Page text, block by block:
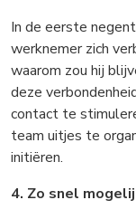
In de eerste
werknemer zich
waarom zou hij
deze
contact te
team uitjes te
initiëren.
4. Zo snel